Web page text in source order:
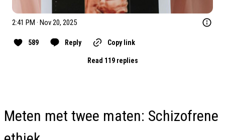
2:41 PM · Nov 20, 2025
589 Reply Copy link
Read 119 replies
Meten met twee maten: Schizofrene